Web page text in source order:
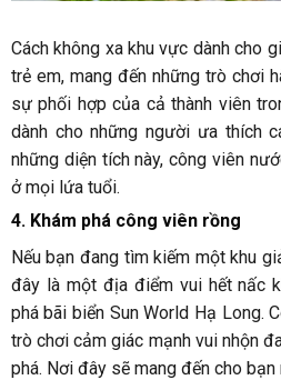
Cách không xa khu vực dành cho
trẻ em, mang đến những trò chơi
sự phối hợp của cả thành viên
dành cho những người ưa thích
những diện tích này, công viên
ở mọi lứa tuổi.
4. Khám phá công viên rồng
Nếu bạn đang tìm kiếm một khu
đây là một địa điểm vui hết nấc
phá bãi biển Sun World Hạ Long.
trò chơi cảm giác mạnh vui nhộn
phá. Nơi đây sẽ mang đến cho